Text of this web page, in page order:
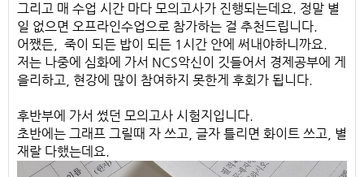
그리고 매 수업 시간 마다 모의고사가 진행되는데요. 정말 별
일 없으면 오프라인수업으로 참가하는 걸 추천드립니다.
​어쨌든, 죽이 되든 밥이 되든 1시간 안에 써내야하니까요.
​저는 나중에 심화에 가서 NCS악신이 깃들어서 경제공부에 게
을리하고, 현강에 많이 참여하지 못한게 후회가 됩니다.
후반부에 가서 썼던 모의고사 시험지입니다.
​초반에는 그래프 그릴때 자 쓰고, 글자 틀리면 화이트 쓰고, 별
재랄 다했는데요.